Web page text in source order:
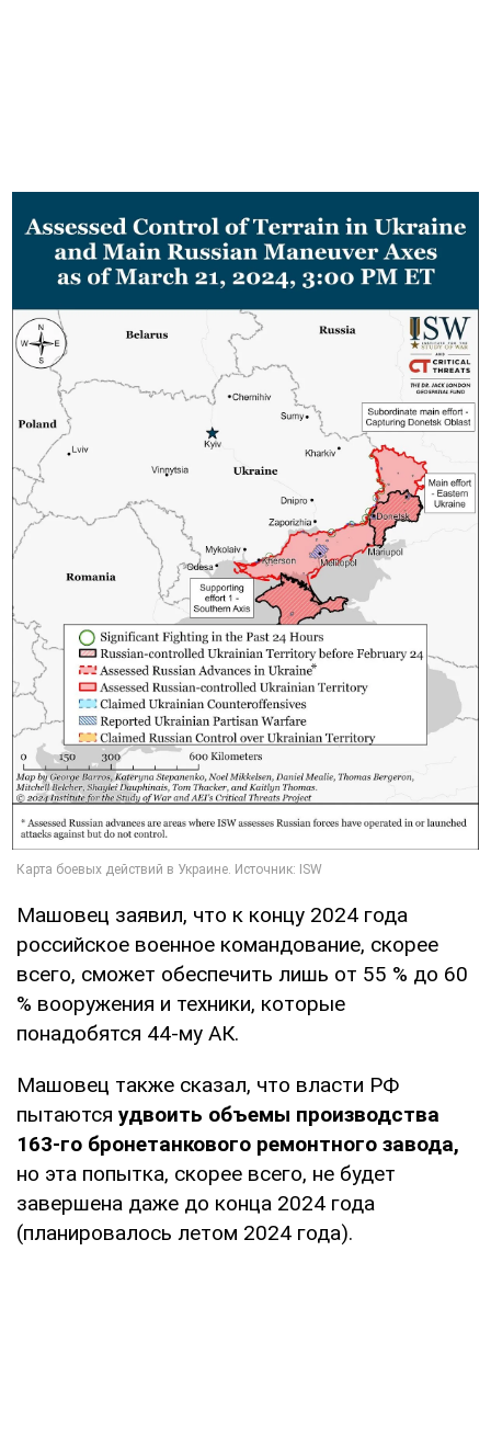
Машовец заявил, что к концу 2024 года
российское военное командование, скорее
всего, сможет обеспечить лишь от 55 % до 60
% вооружения и техники, которые
понадобятся 44-му АК.
Машовец также сказал, что власти РФ
пытаются удвоить объемы производства
163-го бронетанкового ремонтного завода,
но эта попытка, скорее всего, не будет
завершена даже до конца 2024 года
(планировалось летом 2024 года).